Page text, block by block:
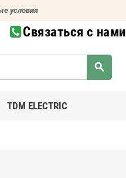
условия
Связаться с нами
search
TDM ELECTRIC